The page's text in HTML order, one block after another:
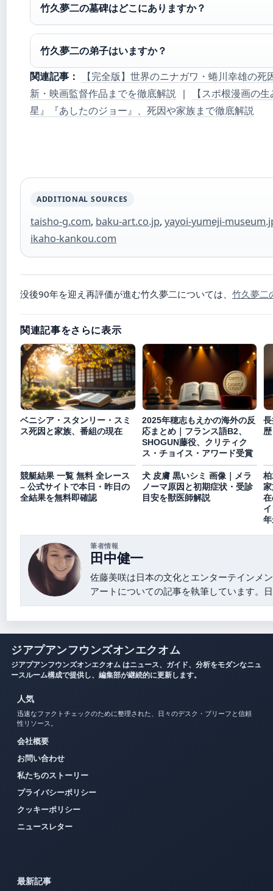
竹久夢二の墓碑はどこにありますか？
竹久夢二の弟子はいますか？
関連記事：
【完全版】世界のニナガワ・蜷川幸雄の
新・映画監督作品までを徹底解説 ｜
【スポ根漫画の
星』『あしたのジョー』、死因や家族まで徹底解説
ADDITIONAL SOURCES
taisho-g.com, baku-art.co.jp, yayoi-yumeji-
ikaho-kankou.com
没後90年を迎え再評価が進む竹久夢二については、 竹久夢二
関連記事をさらに表示
ベニシア・スタンリー・スミ
ス死因と家族、番組の現在
2025年穂志もえかの海外の反
応まとめ｜フランス語B2、
SHOGUN藤役、クリティク
ス・チョイス・アワード受賞
競艇結果 一覧 無料 全レース
– 公式サイトで本日・昨日の
全結果を無料即確認
犬 皮膚 黒いシミ 画像｜メラ
ノーマ原因と初期症状・受診
目安を獣医師解説
筆者情報
田中健一
佐藤美咲は日本の文化とエンターテインメ
アートについての記事を執筆しています。
ジアプアンフウンズオンエクオム
ジアプアンフウンズオンエクオム はニュース、ガイド、分析をモダンなニュ
ースルーム構成で提供し、編集部が継続的に更新します。
人気
迅速なファクトチェックのために整理された、日々のデスク・ブリーフと信頼
性リソース。
会社概要
お問い合わせ
私たちのストーリー
プライバシーポリシー
クッキーポリシー
ニュースレター
最新記事